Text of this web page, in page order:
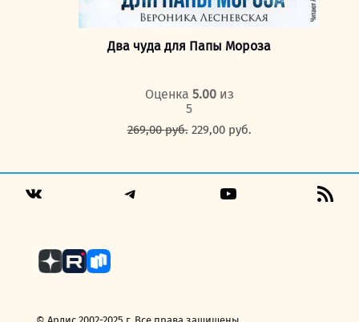
Два чуда для Папы Мороза
Оценка 5.00из
5
269,00руб. Первоначальная
269,00 руб..
229,00 руб.